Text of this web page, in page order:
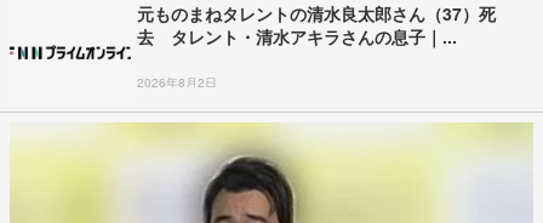
元ものまねタレントの清水良太郎さん（37）死
去 タレント・清水アキラさんの息子｜...
2026年8月2日